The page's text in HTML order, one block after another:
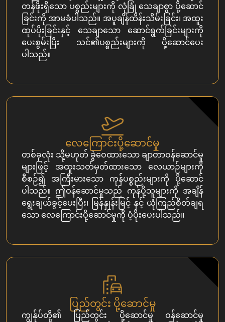
တန်ဖိုးရှိသော ပစ္စည်းများကို လုံခြုံ သေချာစွာ ပို့ဆောင်
ခြင်းကို အာမခံပါသည်။ အပူချိန်ထိန်းသိမ်းခြင်း၊ အထူး
ထုပ်ပိုးခြင်းနှင့် သေချာသော ဆောင်ရွက်ခြင်းများကို
ပေးစွမ်းပြီး သင်၏ပစ္စည်းများကို ပို့ဆောင်ပေး
ပါသည်။
လေကြောင်းပို့ဆောင်မှု
တစ်ခုလုံး သို့မဟုတ် ခွဲဝေထားသော ချာတာဝန်ဆောင်မှု
များဖြင့် အထူးသတ်မှတ်ထားသော လေယာဉ်များကို
စီစဉ်၍ အကြီးမားသော ကုန်ပစ္စည်းများကို ပို့ဆောင်
ပါသည်။ ဤဝန်ဆောင်မှုသည် ကုန်ပို့သူများကို အချိန်
ရွေးချယ်ခွင့်ပေးပြီး၊ မြန်နှုန်းမြင့် နှင့် ယုံကြည်စိတ်ချရ
သော လေကြောင်းပို့ဆောင်မှုကို ပံ့ပိုးပေးပါသည်။
ပြည်တွင်း ပို့ဆောင်မှု
ကျွန်ုပ်တို့၏ ပြည်တွင်း ပို့ဆောင်မှု ဝန်ဆောင်မှု